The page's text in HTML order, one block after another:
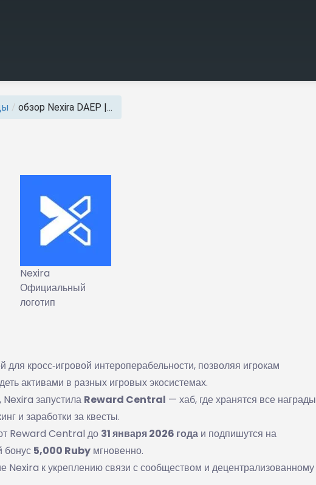
/ обзор Nexira DAEP |...
Nexira
Официальный
логотип
для кросс‑игровой интероперабельности, позволяя игрокам
активами в разных игровых экосистемах.
Nexira запустила Reward Central — хаб, где хранятся все награды
и заработки за квесты.
Reward Central до 31 января 2026 года и подпишутся на
бонус 5,000 Ruby мгновенно.
Nexira к укреплению связи с сообществом и децентрализованному